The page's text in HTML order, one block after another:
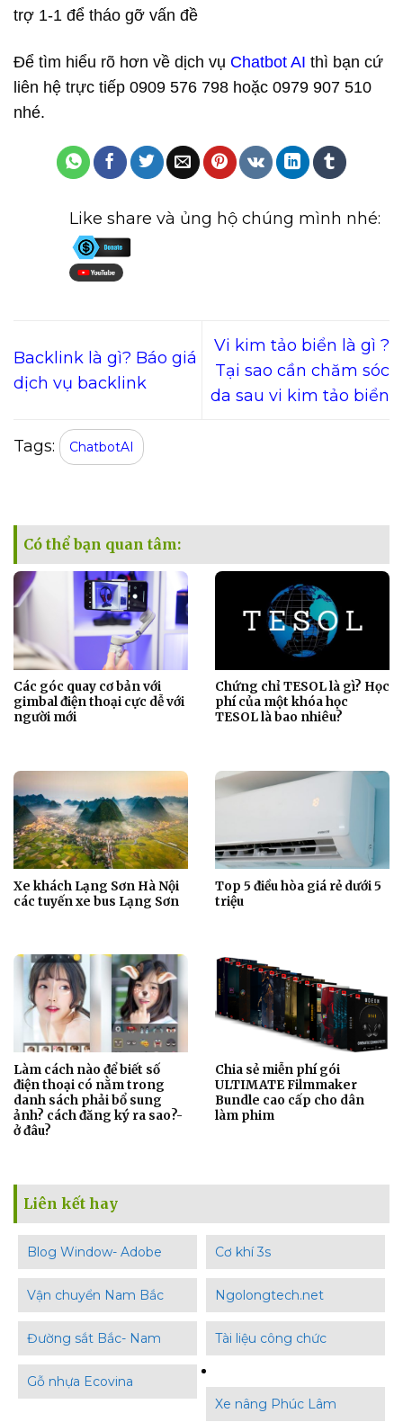
trợ 1-1 để tháo gỡ vấn đề
Để tìm hiểu rõ hơn về dịch vụ Chatbot AI thì bạn cứ
liên hệ trực tiếp 0909 576 798 hoặc 0979 907 510
nhé.
Like share và ủng hộ chúng mình nhé:
Backlink là gì? Báo giá
dịch vụ backlink
Vi kim tảo biển là gì ?
Tại sao cần chăm sóc
da sau vi kim tảo biển
Tags: ChatbotAI
Có thể bạn quan tâm:
Các góc quay cơ bản với
gimbal điện thoại cực dễ với
người mới
Chứng chỉ TESOL là gì? Học
phí của một khóa học
TESOL là bao nhiêu?
Xe khách Lạng Sơn Hà Nội
các tuyến xe bus Lạng Sơn
Top 5 điều hòa giá rẻ dưới 5
triệu
Làm cách nào để biết số
điện thoại có nằm trong
danh sách phải bổ sung
ảnh? cách đăng ký ra sao?-
ở đâu?
Chia sẻ miễn phí gói
ULTIMATE Filmmaker
Bundle cao cấp cho dân
làm phim
Liên kết hay
Blog Window- Adobe Cơ khí 3s
Vận chuyển Nam Bắc Ngolongtech.net
Đường sắt Bắc- Nam Tài liệu công chức
Gỗ nhựa Ecovina
Xe nâng Phúc Lâm